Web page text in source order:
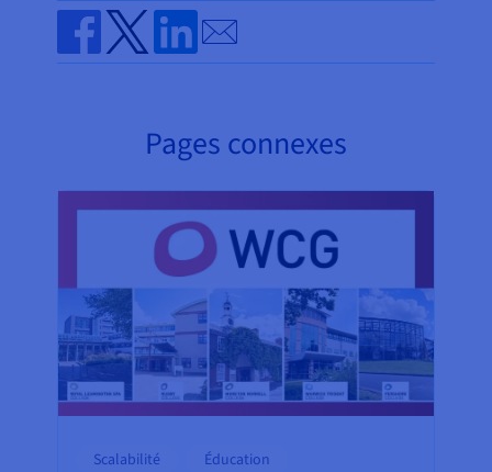
Share on Facebook
Share on Twitter
Share on Linkedin
Send by email
Pages connexes
Scalabilité Éducation